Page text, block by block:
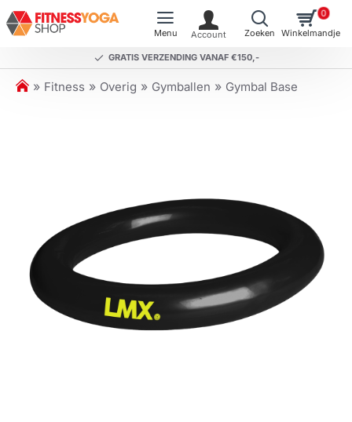
GRATIS VERZENDING VANAF €150,-
0
h
Fitness Overig Gymballen Gymbal Base